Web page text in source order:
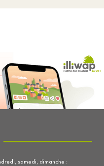
samedi, dimanche :